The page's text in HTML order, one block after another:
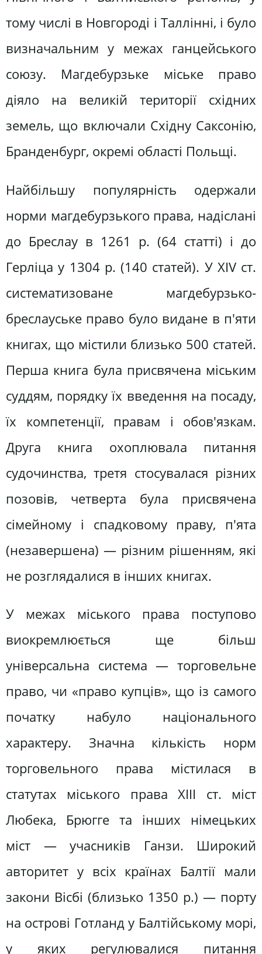
тому числі в Новгороді і Таллінні, і було
визначальним у межах ганцейського
союзу. Магдебурзьке міське право
діяло на великій території східних
земель, що включали Східну Саксонію,
Бранденбург, окремі області Польщі.
Найбільшу популярність одержали
норми магдебурзького права, надіслані
до Бреслау в 1261 р. (64 статті) і до
Герліца у 1304 р. (140 статей). У XIV ст.
систематизоване магдебурзько-
бреслауське право було видане в п'яти
книгах, що містили близько 500 статей.
Перша книга була присвячена міським
суддям, порядку їх введення на посаду,
їх компетенції, правам і обов'язкам.
Друга книга охоплювала питання
судочинства, третя стосувалася різних
позовів, четверта була присвячена
сімейному і спадковому праву, п'ята
(незавершена) — різним рішенням, які
не розглядалися в інших книгах.
У межах міського права поступово
виокремлюється ще більш
універсальна система — торговельне
право, чи «право купців», що із самого
початку набуло національного
характеру. Значна кількість норм
торговельного права містилася в
статутах міського права XIII ст. міст
Любека, Брюгге та інших німецьких
міст — учасників Ганзи. Широкий
авторитет у всіх країнах Балтії мали
закони Вісбі (близько 1350 р.) — порту
на острові Готланд у Балтійському морі,
у яких регулювалися питання